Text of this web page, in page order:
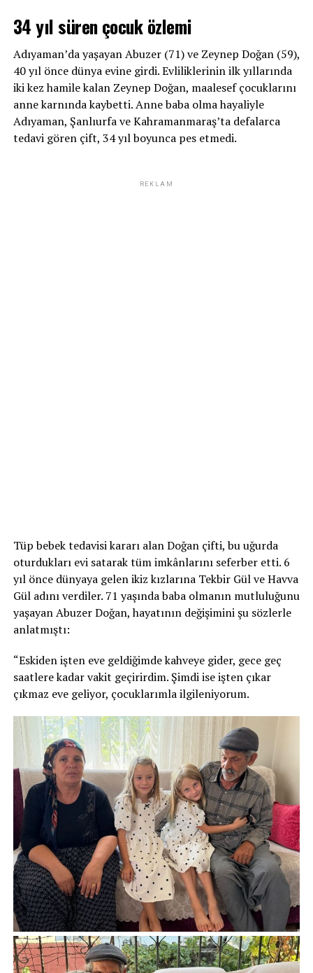
34 yıl süren çocuk özlemi
Adıyaman’da yaşayan Abuzer (71) ve Zeynep Doğan (59),
40 yıl önce dünya evine girdi. Evliliklerinin ilk yıllarında
iki kez hamile kalan Zeynep Doğan, maalesef çocuklarını
anne karnında kaybetti. Anne baba olma hayaliyle
Adıyaman, Şanlıurfa ve Kahramanmaraş’ta defalarca
tedavi gören çift, 34 yıl boyunca pes etmedi.
REKLAM
Tüp bebek tedavisi kararı alan Doğan çifti, bu uğurda
oturdukları evi satarak tüm imkânlarını seferber etti. 6
yıl önce dünyaya gelen ikiz kızlarına Tekbir Gül ve Havva
Gül adını verdiler. 71 yaşında baba olmanın mutluluğunu
yaşayan Abuzer Doğan, hayatının değişimini şu sözlerle
anlatmıştı:
“Eskiden işten eve geldiğimde kahveye gider, gece geç
saatlere kadar vakit geçirirdim. Şimdi ise işten çıkar
çıkmaz eve geliyor, çocuklarımla ilgileniyorum.